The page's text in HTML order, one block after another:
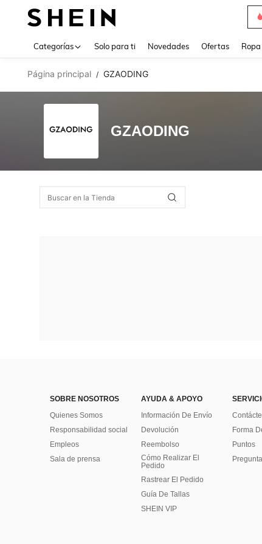
Categorías Solo para ti Novedades Ofertas
Página principal / GZAODING
GZAODING
SOBRE NOSOTROS
Quienes Somos
Responsabilidad social
Empleos
Sala de prensa
AYUDA & APOYO
Información De Envío
Devolución
Reembolso
Cómo Realizar El
Pedido
Rastrear El Pedido
Guía De Tallas
SHEIN VIP
Forma
Puntos